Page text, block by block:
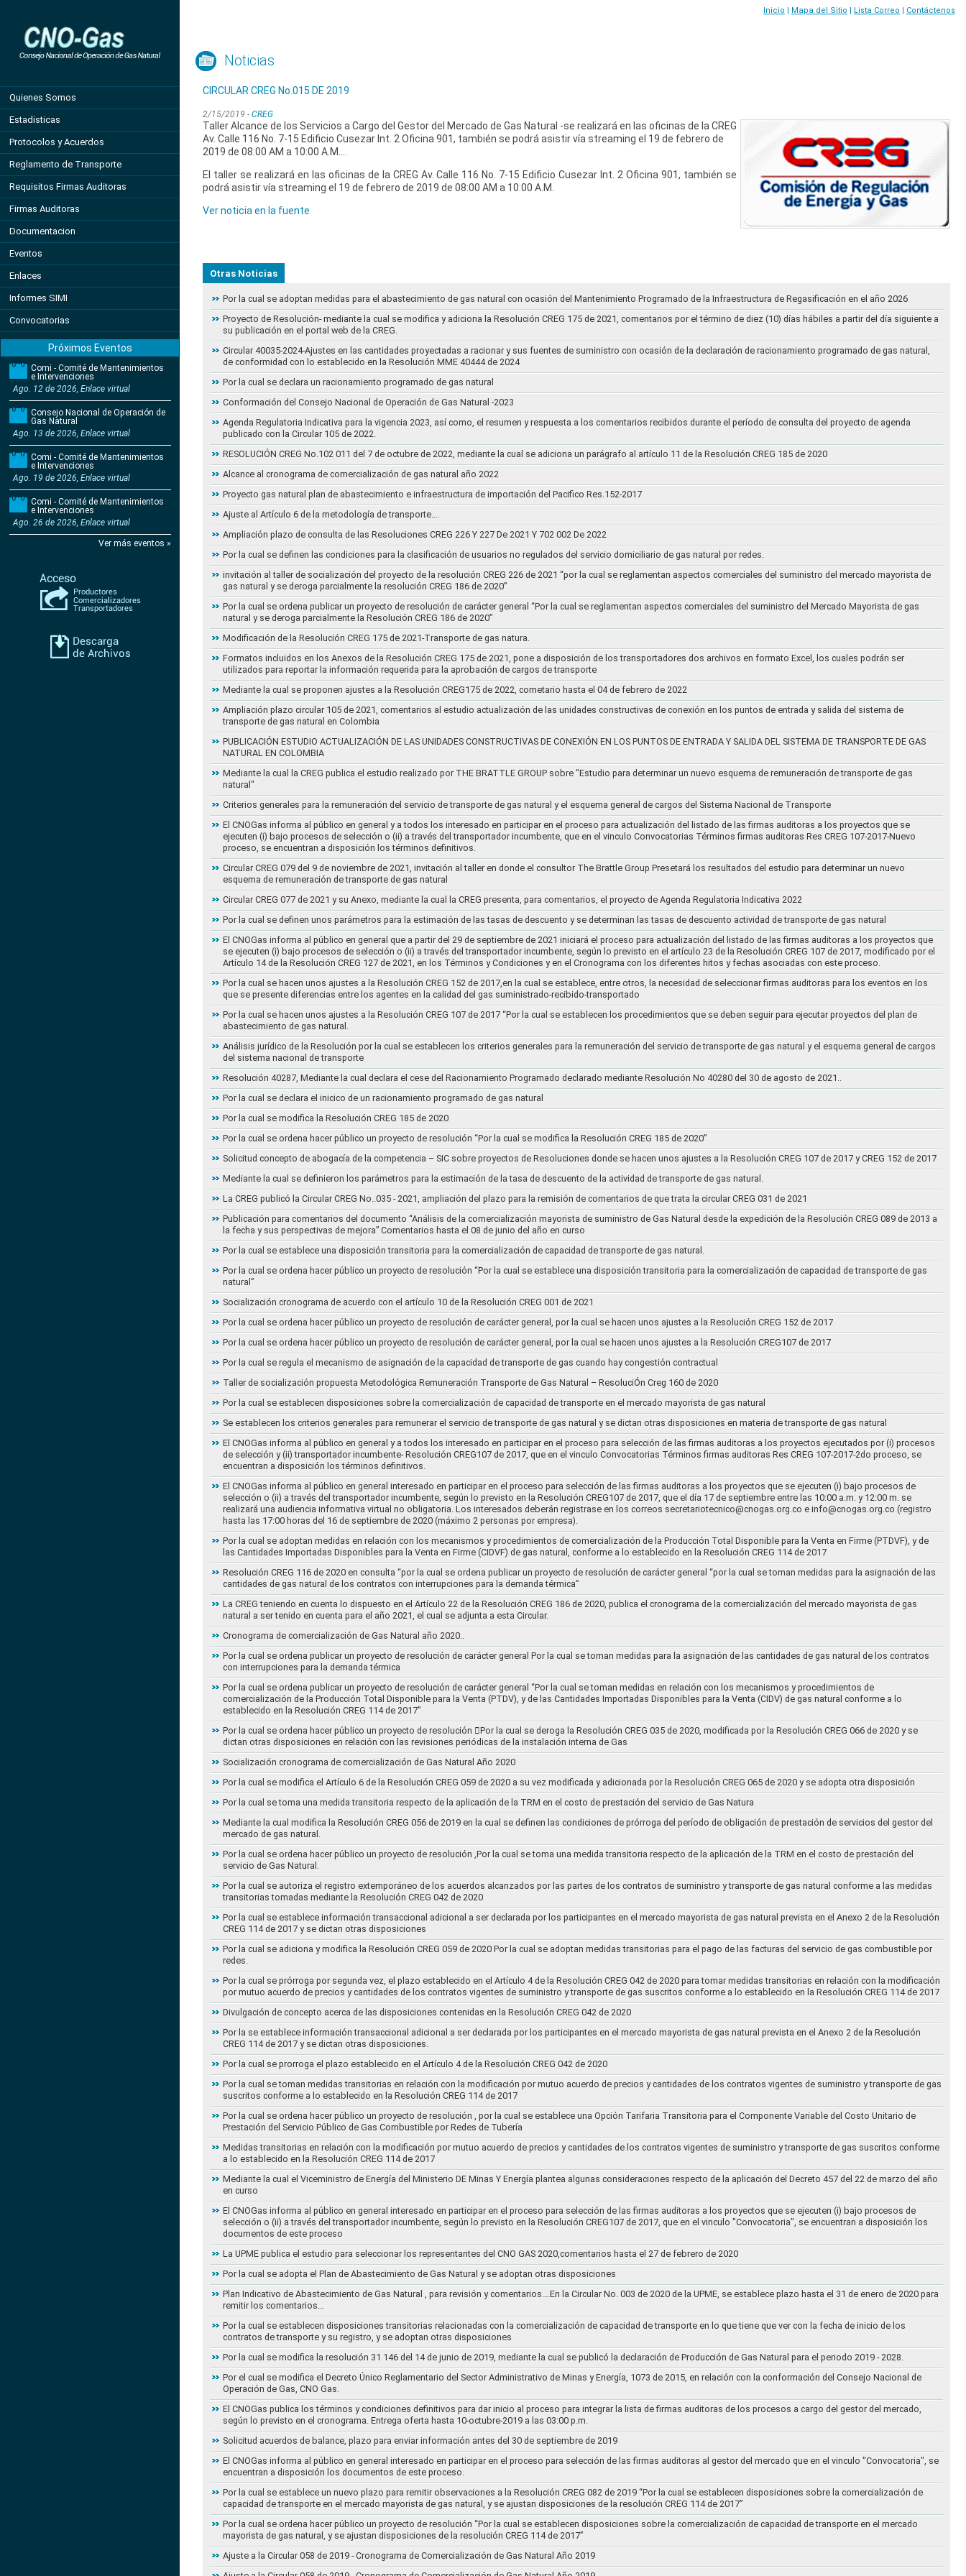
Quienes Somos
Estadisticas
Protocolos y Acuerdos
Reglamento de Transporte
Requisitos Firmas Auditoras
Firmas Auditoras
Documentacion
Eventos
Enlaces
Informes SIMI
Convocatorias
Próximos Eventos
Comi - Comité de Mantenimientos
e Intervenciones
Ago. 12 de 2026, Enlace virtual
Consejo Nacional de Operación de
Gas Natural
Ago. 13 de 2026, Enlace virtual
Comi - Comité de Mantenimientos
e Intervenciones
Ago. 19 de 2026, Enlace virtual
Comi - Comité de Mantenimientos
e Intervenciones
Ago. 26 de 2026, Enlace virtual
Ver más eventos »
Inicio | Mapa del Sitio | Lista Correo | Contáctenos
Noticias
CIRCULAR CREG No.015 DE 2019
2/15/2019 - CREG
Taller Alcance de los Servicios a Cargo del Gestor del Mercado de Gas Natural -se realizará en las oficinas de la CREG
Av. Calle 116 No. 7-15 Edificio Cusezar Int. 2 Oficina 901, también se podrá asistir vía streaming el 19 de febrero de
2019 de 08:00 AM a 10:00 A.M.…
El taller se realizará en las oficinas de la CREG Av. Calle 116 No. 7-15 Edificio Cusezar Int. 2 Oficina 901, también se
podrá asistir vía streaming el 19 de febrero de 2019 de 08:00 AM a 10:00 A.M.
Ver noticia en la fuente
Otras Noticias
Por la cual se adoptan medidas para el abastecimiento de gas natural con ocasión del Mantenimiento Programado de la Infraestructura de Regasificación en el año 2026
Proyecto de Resolución- mediante la cual se modifica y adiciona la Resolución CREG 175 de 2021, comentarios por el término de diez (10) días hábiles a partir del día siguiente a
su publicación en el portal web de la CREG.
Circular 40035-2024-Ajustes en las cantidades proyectadas a racionar y sus fuentes de suministro con ocasión de la declaración de racionamiento programado de gas natural,
de conformidad con lo establecido en la Resolución MME 40444 de 2024
Por la cual se declara un racionamiento programado de gas natural
Conformación del Consejo Nacional de Operación de Gas Natural -2023
Agenda Regulatoria Indicativa para la vigencia 2023, así como, el resumen y respuesta a los comentarios recibidos durante el período de consulta del proyecto de agenda
publicado con la Circular 105 de 2022.
RESOLUCIÓN CREG No.102 011 del 7 de octubre de 2022, mediante la cual se adiciona un parágrafo al artículo 11 de la Resolución CREG 185 de 2020
Alcance al cronograma de comercialización de gas natural año 2022
Proyecto gas natural plan de abastecimiento e infraestructura de importación del Pacifico Res.152-2017
Ajuste al Artículo 6 de la metodología de transporte….
Ampliación plazo de consulta de las Resoluciones CREG 226 Y 227 De 2021 Y 702 002 De 2022
Por la cual se definen las condiciones para la clasificación de usuarios no regulados del servicio domiciliario de gas natural por redes.
invitación al taller de socialización del proyecto de la resolución CREG 226 de 2021 “por la cual se reglamentan aspectos comerciales del suministro del mercado mayorista de
gas natural y se deroga parcialmente la resolución CREG 186 de 2020”
Por la cual se ordena publicar un proyecto de resolución de carácter general “Por la cual se reglamentan aspectos comerciales del suministro del Mercado Mayorista de gas
natural y se deroga parcialmente la Resolución CREG 186 de 2020”
Modificación de la Resolución CREG 175 de 2021-Transporte de gas natura.
Formatos incluidos en los Anexos de la Resolución CREG 175 de 2021, pone a disposición de los transportadores dos archivos en formato Excel, los cuales podrán ser
utilizados para reportar la información requerida para la aprobación de cargos de transporte
Mediante la cual se proponen ajustes a la Resolución CREG175 de 2022, cometario hasta el 04 de febrero de 2022
Ampliación plazo circular 105 de 2021, comentarios al estudio actualización de las unidades constructivas de conexión en los puntos de entrada y salida del sistema de
transporte de gas natural en Colombia
PUBLICACIÓN ESTUDIO ACTUALIZACIÓN DE LAS UNIDADES CONSTRUCTIVAS DE CONEXIÓN EN LOS PUNTOS DE ENTRADA Y SALIDA DEL SISTEMA DE TRANSPORTE DE GAS
NATURAL EN COLOMBIA
Mediante la cual la CREG publica el estudio realizado por THE BRATTLE GROUP sobre "Estudio para determinar un nuevo esquema de remuneración de transporte de gas
natural"
Criterios generales para la remuneración del servicio de transporte de gas natural y el esquema general de cargos del Sistema Nacional de Transporte
El CNOGas informa al público en general y a todos los interesado en participar en el proceso para actualización del listado de las firmas auditoras a los proyectos que se
ejecuten (i) bajo procesos de selección o (ii) a través del transportador incumbente, que en el vinculo Convocatorias Términos firmas auditoras Res CREG 107-2017-Nuevo
proceso, se encuentran a disposición los términos definitivos.
Circular CREG 079 del 9 de noviembre de 2021, invitación al taller en donde el consultor The Brattle Group Presetará los resultados del estudio para determinar un nuevo
esquema de remuneración de transporte de gas natural
Circular CREG 077 de 2021 y su Anexo, mediante la cual la CREG presenta, para comentarios, el proyecto de Agenda Regulatoria Indicativa 2022
Por la cual se definen unos parámetros para la estimación de las tasas de descuento y se determinan las tasas de descuento actividad de transporte de gas natural
El CNOGas informa al público en general que a partir del 29 de septiembre de 2021 iniciará el proceso para actualización del listado de las firmas auditoras a los proyectos que
se ejecuten (i) bajo procesos de selección o (ii) a través del transportador incumbente, según lo previsto en el artículo 23 de la Resolución CREG 107 de 2017, modificado por el
Artículo 14 de la Resolución CREG 127 de 2021, en los Términos y Condiciones y en el Cronograma con los diferentes hitos y fechas asociadas con este proceso.
Por la cual se hacen unos ajustes a la Resolución CREG 152 de 2017,en la cual se establece, entre otros, la necesidad de seleccionar firmas auditoras para los eventos en los
que se presente diferencias entre los agentes en la calidad del gas suministrado-recibido-transportado
Por la cual se hacen unos ajustes a la Resolución CREG 107 de 2017 “Por la cual se establecen los procedimientos que se deben seguir para ejecutar proyectos del plan de
abastecimiento de gas natural.
Análisis jurídico de la Resolución por la cual se establecen los criterios generales para la remuneración del servicio de transporte de gas natural y el esquema general de cargos
del sistema nacional de transporte
Resolución 40287, Mediante la cual declara el cese del Racionamiento Programado declarado mediante Resolución No 40280 del 30 de agosto de 2021..
Por la cual se declara el inicico de un racionamiento programado de gas natural
Por la cual se modifica la Resolución CREG 185 de 2020
Por la cual se ordena hacer público un proyecto de resolución “Por la cual se modifica la Resolución CREG 185 de 2020”
Solicitud concepto de abogacía de la competencia – SIC sobre proyectos de Resoluciones donde se hacen unos ajustes a la Resolución CREG 107 de 2017 y CREG 152 de 2017
Mediante la cual se definieron los parámetros para la estimación de la tasa de descuento de la actividad de transporte de gas natural.
La CREG publicó la Circular CREG No..035 - 2021, ampliación del plazo para la remisión de comentarios de que trata la circular CREG 031 de 2021
Publicación para comentarios del documento “Análisis de la comercialización mayorista de suministro de Gas Natural desde la expedición de la Resolución CREG 089 de 2013 a
la fecha y sus perspectivas de mejora” Comentarios hasta el 08 de junio del año en curso
Por la cual se establece una disposición transitoria para la comercialización de capacidad de transporte de gas natural.
Por la cual se ordena hacer público un proyecto de resolución “Por la cual se establece una disposición transitoria para la comercialización de capacidad de transporte de gas
natural”
Socialización cronograma de acuerdo con el artículo 10 de la Resolución CREG 001 de 2021
Por la cual se ordena hacer público un proyecto de resolución de carácter general, por la cual se hacen unos ajustes a la Resolución CREG 152 de 2017
Por la cual se ordena hacer público un proyecto de resolución de carácter general, por la cual se hacen unos ajustes a la Resolución CREG107 de 2017
Por la cual se regula el mecanismo de asignación de la capacidad de transporte de gas cuando hay congestión contractual
Taller de socialización propuesta Metodológica Remuneración Transporte de Gas Natural – ResoluciÓn Creg 160 de 2020
Por la cual se establecen disposiciones sobre la comercialización de capacidad de transporte en el mercado mayorista de gas natural
Se establecen los criterios generales para remunerar el servicio de transporte de gas natural y se dictan otras disposiciones en materia de transporte de gas natural
El CNOGas informa al público en general y a todos los interesado en participar en el proceso para selección de las firmas auditoras a los proyectos ejecutados por (i) procesos
de selección y (ii) transportador incumbente- Resolución CREG107 de 2017, que en el vinculo Convocatorias Términos firmas auditoras Res CREG 107-2017-2do proceso, se
encuentran a disposición los términos definitivos.
El CNOGas informa al público en general interesado en participar en el proceso para selección de las firmas auditoras a los proyectos que se ejecuten (i) bajo procesos de
selección o (ii) a través del transportador incumbente, según lo previsto en la Resolución CREG107 de 2017, que el día 17 de septiembre entre las 10:00 a.m. y 12:00 m. se
realizará una audiencia informativa virtual no obligatoria. Los interesados deberán registrase en los correos secretariotecnico@cnogas.org.co e info@cnogas.org.co (registro
hasta las 17:00 horas del 16 de septiembre de 2020 (máximo 2 personas por empresa).
Por la cual se adoptan medidas en relación con los mecanismos y procedimientos de comercialización de la Producción Total Disponible para la Venta en Firme (PTDVF), y de
las Cantidades Importadas Disponibles para la Venta en Firme (CIDVF) de gas natural, conforme a lo establecido en la Resolución CREG 114 de 2017
Resolución CREG 116 de 2020 en consulta “por la cual se ordena publicar un proyecto de resolución de carácter general “por la cual se toman medidas para la asignación de las
cantidades de gas natural de los contratos con interrupciones para la demanda térmica”
La CREG teniendo en cuenta lo dispuesto en el Artículo 22 de la Resolución CREG 186 de 2020, publica el cronograma de la comercialización del mercado mayorista de gas
natural a ser tenido en cuenta para el año 2021, el cual se adjunta a esta Circular.
Cronograma de comercialización de Gas Natural año 2020..
Por la cual se ordena publicar un proyecto de resolución de carácter general Por la cual se toman medidas para la asignación de las cantidades de gas natural de los contratos
con interrupciones para la demanda térmica
Por la cual se ordena publicar un proyecto de resolución de carácter general “Por la cual se toman medidas en relación con los mecanismos y procedimientos de
comercialización de la Producción Total Disponible para la Venta (PTDV), y de las Cantidades Importadas Disponibles para la Venta (CIDV) de gas natural conforme a lo
establecido en la Resolución CREG 114 de 2017”
Por la cual se ordena hacer público un proyecto de resolución 􀂴Por la cual se deroga la Resolución CREG 035 de 2020, modificada por la Resolución CREG 066 de 2020 y se
dictan otras disposiciones en relación con las revisiones periódicas de la instalación interna de Gas
Socialización cronograma de comercialización de Gas Natural Año 2020
Por la cual se modifica el Artículo 6 de la Resolución CREG 059 de 2020 a su vez modificada y adicionada por la Resolución CREG 065 de 2020 y se adopta otra disposición
Por la cual se toma una medida transitoria respecto de la aplicación de la TRM en el costo de prestación del servicio de Gas Natura
Mediante la cual modifica la Resolución CREG 056 de 2019 en la cual se definen las condiciones de prórroga del período de obligación de prestación de servicios del gestor del
mercado de gas natural.
Por la cual se ordena hacer público un proyecto de resolución ,Por la cual se toma una medida transitoria respecto de la aplicación de la TRM en el costo de prestación del
servicio de Gas Natural.
Por la cual se autoriza el registro extemporáneo de los acuerdos alcanzados por las partes de los contratos de suministro y transporte de gas natural conforme a las medidas
transitorias tomadas mediante la Resolución CREG 042 de 2020
Por la cual se establece información transaccional adicional a ser declarada por los participantes en el mercado mayorista de gas natural prevista en el Anexo 2 de la Resolución
CREG 114 de 2017 y se dictan otras disposiciones
Por la cual se adiciona y modifica la Resolución CREG 059 de 2020 Por la cual se adoptan medidas transitorias para el pago de las facturas del servicio de gas combustible por
redes.
Por la cual se prórroga por segunda vez, el plazo establecido en el Artículo 4 de la Resolución CREG 042 de 2020 para tomar medidas transitorias en relación con la modificación
por mutuo acuerdo de precios y cantidades de los contratos vigentes de suministro y transporte de gas suscritos conforme a lo establecido en la Resolución CREG 114 de 2017
Divulgación de concepto acerca de las disposiciones contenidas en la Resolución CREG 042 de 2020
Por la se establece información transaccional adicional a ser declarada por los participantes en el mercado mayorista de gas natural prevista en el Anexo 2 de la Resolución
CREG 114 de 2017 y se dictan otras disposiciones.
Por la cual se prorroga el plazo establecido en el Artículo 4 de la Resolución CREG 042 de 2020
Por la cual se toman medidas transitorias en relación con la modificación por mutuo acuerdo de precios y cantidades de los contratos vigentes de suministro y transporte de gas
suscritos conforme a lo establecido en la Resolución CREG 114 de 2017
Por la cual se ordena hacer público un proyecto de resolución , por la cual se establece una Opción Tarifaria Transitoria para el Componente Variable del Costo Unitario de
Prestación del Servicio Público de Gas Combustible por Redes de Tubería
Medidas transitorias en relación con la modificación por mutuo acuerdo de precios y cantidades de los contratos vigentes de suministro y transporte de gas suscritos conforme
a lo establecido en la Resolución CREG 114 de 2017
Mediante la cual el Viceministro de Energía del Ministerio DE Minas Y Energía plantea algunas consideraciones respecto de la aplicación del Decreto 457 del 22 de marzo del año
en curso
El CNOGas informa al público en general interesado en participar en el proceso para selección de las firmas auditoras a los proyectos que se ejecuten (i) bajo procesos de
selección o (ii) a través del transportador incumbente, según lo previsto en la Resolución CREG107 de 2017, que en el vinculo "Convocatoria", se encuentran a disposición los
documentos de este proceso
La UPME publica el estudio para seleccionar los representantes del CNO GAS 2020,comentarios hasta el 27 de febrero de 2020
Por la cual se adopta el Plan de Abastecimiento de Gas Natural y se adoptan otras disposiciones
Plan Indicativo de Abastecimiento de Gas Natural , para revisión y comentarios….En la Circular No. 003 de 2020 de la UPME, se establece plazo hasta el 31 de enero de 2020 para
remitir los comentarios…
Por la cual se establecen disposiciones transitorias relacionadas con la comercialización de capacidad de transporte en lo que tiene que ver con la fecha de inicio de los
contratos de transporte y su registro, y se adoptan otras disposiciones
Por la cual se modifica la resolución 31 146 del 14 de junio de 2019, mediante la cual se publicó la declaración de Producción de Gas Natural para el periodo 2019 - 2028.
Por el cual se modifica el Decreto Único Reglamentario del Sector Administrativo de Minas y Energía, 1073 de 2015, en relación con la conformación del Consejo Nacional de
Operación de Gas, CNO Gas.
El CNOGas publica los términos y condiciones definitivos para dar inicio al proceso para integrar la lista de firmas auditoras de los procesos a cargo del gestor del mercado,
según lo previsto en el cronograma. Entrega oferta hasta 10-octubre-2019 a las 03:00 p.m.
Solicitud acuerdos de balance, plazo para enviar información antes del 30 de septiembre de 2019
El CNOGas informa al público en general interesado en participar en el proceso para selección de las firmas auditoras al gestor del mercado que en el vinculo "Convocatoria", se
encuentran a disposición los documentos de este proceso.
Por la cual se establece un nuevo plazo para remitir observaciones a la Resolución CREG 082 de 2019 “Por la cual se establecen disposiciones sobre la comercialización de
capacidad de transporte en el mercado mayorista de gas natural, y se ajustan disposiciones de la resolución CREG 114 de 2017”
Por la cual se ordena hacer público un proyecto de resolución “Por la cual se establecen disposiciones sobre la comercialización de capacidad de transporte en el mercado
mayorista de gas natural, y se ajustan disposiciones de la resolución CREG 114 de 2017”
Ajuste a la Circular 058 de 2019 - Cronograma de Comercialización de Gas Natural Año 2019